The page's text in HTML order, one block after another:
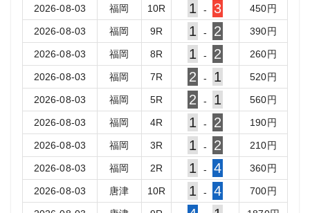
2026-08-03 福岡 10R 1 - 3 450円
2026-08-03 福岡 9R 1 - 2 390円
2026-08-03 福岡 8R 1 - 2 260円
2026-08-03 福岡 7R 2 - 1 520円
2026-08-03 福岡 5R 2 - 1 560円
2026-08-03 福岡 4R 1 - 2 190円
2026-08-03 福岡 3R 1 - 2 210円
2026-08-03 福岡 2R 1 - 4 360円
2026-08-03 唐津 10R 1 - 4 700円